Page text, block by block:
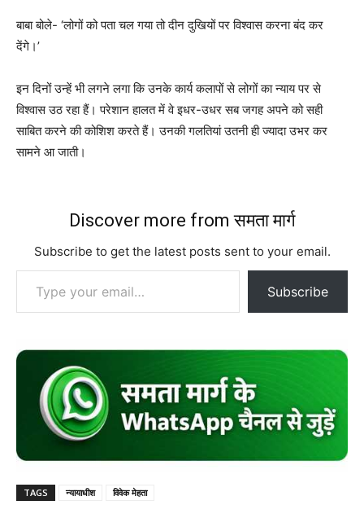
बाबा बोले- ‘लोगों को पता चल गया तो दीन दुखियों पर विश्वास करना बंद कर
देंगे।’
इन दिनों उन्हें भी लगने लगा कि उनके कार्य कलापों से लोगों का न्याय पर से
विश्वास उठ रहा हैं। परेशान हालत में वे इधर-उधर सब जगह अपने को सही
साबित करने की कोशिश करते हैं। उनकी गलतियां उतनी ही ज्यादा उभर कर
सामने आ जाती।
Discover more from समता मार्ग
Subscribe to get the latest posts sent to your email.
Type your email…
Subscribe
TAGS न्यायाधीश विवेक मेहता